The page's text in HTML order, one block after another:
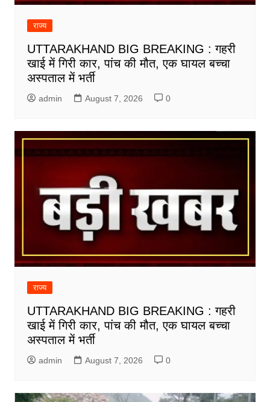
राज्य
UTTARAKHAND BIG BREAKING : गहरी
खाई में गिरी कार, पांच की मौत, एक घायल बच्चा
अस्पताल में भर्ती
admin August 7, 2026 0
राज्य
UTTARAKHAND BIG BREAKING : गहरी
खाई में गिरी कार, पांच की मौत, एक घायल बच्चा
अस्पताल में भर्ती
admin August 7, 2026 0